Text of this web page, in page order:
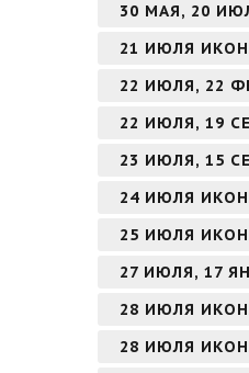
30 МАЯ, 20
21 ИЮЛЯ
22 ИЮЛЯ, 22
22 ИЮЛЯ, 19
23 ИЮЛЯ, 15
24 ИЮЛЯ
25 ИЮЛЯ
27 ИЮЛЯ, 17
28 ИЮЛЯ
28 ИЮЛЯ